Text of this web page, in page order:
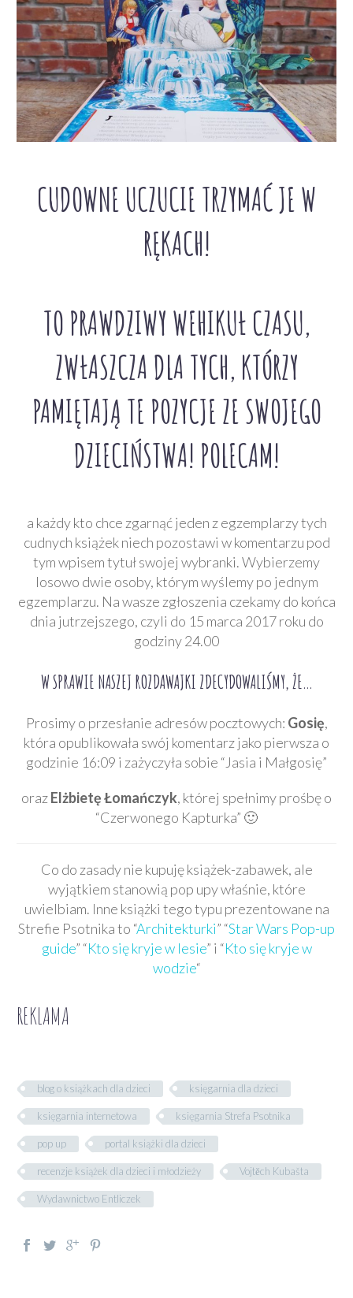
CUDOWNE UCZUCIE TRZYMAĆ JE W
RĘKACH!
TO PRAWDZIWY WEHIKUŁ CZASU,
ZWŁASZCZA DLA TYCH, KTÓRZY
PAMIĘTAJĄ TE POZYCJE ZE SWOJEGO
DZIECIŃSTWA! POLECAM!
a każdy kto chce zgarnąć jeden z egzemplarzy tych
cudnych książek niech pozostawi w komentarzu pod
tym wpisem tytuł swojej wybranki. Wybierzemy
losowo dwie osoby, którym wyślemy po jednym
egzemplarzu. Na wasze zgłoszenia czekamy do końca
dnia jutrzejszego, czyli do 15 marca 2017 roku do
godziny 24.00
W SPRAWIE NASZEJ ROZDAWAJKI ZDECYDOWALIŚMY, ŻE…
Prosimy o przesłanie adresów pocztowych: Gosię,
która opublikowała swój komentarz jako pierwsza o
godzinie 16:09 i zażyczyła sobie “Jasia i Małgosię”
orazElżbietę Łomańczyk, której spełnimy prośbę o
“Czerwonego Kapturka” 🙂
Co do zasady nie kupuję książek-zabawek, ale
wyjątkiem stanowią pop upy właśnie, które
uwielbiam. Inne książki tego typu prezentowane na
Strefie Psotnika to “Architekturki” “Star Wars Pop-up
guide” “Kto się kryje w lesie” i “Kto się kryje w
wodzie“
REKLAMA
blog o książkach dla dzieci księgarnia dla dzieci
księgarnia internetowa księgarnia Strefa Psotnika
pop up portal książki dla dzieci
recenzje książek dla dzieci i młodzieży Vojtěch Kubašta
Wydawnictwo Entliczek